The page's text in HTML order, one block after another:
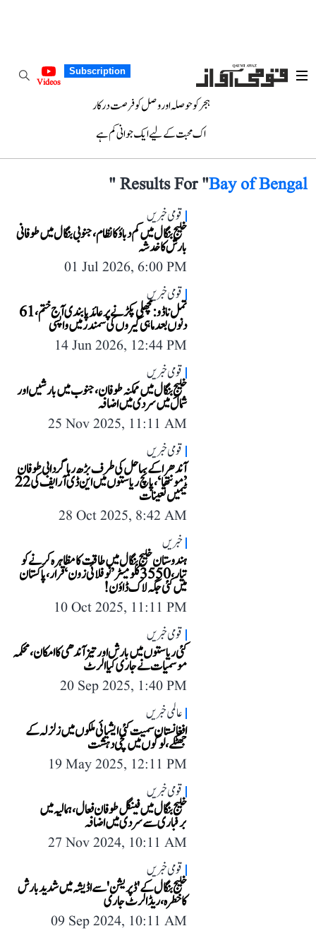
Subscription
Videos
ہجر کو حوصلہ اور وصل کو فرصت درکار
اک محبت کے لیے ایک جوانی کم ہے
Results For "Bay of Bengal
"
قومی خبریں
خلیجِ بنگال میں کم دباؤ کا نظام، جنوبی بنگال میں طوفانی
بارش کا خدشہ
01 Jul 2026, 6:00 PM
قومی خبریں
تمل ناڈو: مچھلی پکڑنے پر عائد پابندی آج ختم، 61
دنوں بعد ماہی گیروں کی سمندر میں واپسی
14 Jun 2026, 12:44 PM
قومی خبریں
خلیجِ بنگال میں ممکنہ طوفان، جنوب میں بارشیں اور
شمال میں سردی میں اضافہ
25 Nov 2025, 11:11 AM
قومی خبریں
آندھرا کے ساحل کی طرف بڑھ رہا گردابی طوفان
’مونتھا‘ ، پانچ ریاستوں میں این ڈی آر ایف کی 22
ٹیمیں تعینات
28 Oct 2025, 8:42 AM
خبریں
ہندوستان خلیج بنگال میں طاقت کا مظاہرہ کرنے کو
تیار، 3550 کلومیٹر ’نو فلائی زون‘ قرار، پاکستان
میں کئی جگہ لاک ڈاؤن!
10 Oct 2025, 11:11 PM
قومی خبریں
کئی ریاستوں میں بارش اور تیز آندھی کا امکان، محکمہ
موسمیات نے جاری کیا الرٹ
20 Sep 2025, 1:40 PM
عالمی خبریں
افغانستان سمیت کئی ایشیائی ملکوں میں زلزلہ کے
جھٹکے، لوگوں میں مچی دہشت
19 May 2025, 12:11 PM
قومی خبریں
خلیج بنگال میں فینگل طوفان فعال، ہمالیہ میں
برفباری سے سردی میں اضافہ
27 Nov 2024, 10:11 AM
قومی خبریں
خلیج بنگال کے 'ڈپریشن' سے اڈیشہ میں شدید بارش
کا خطرہ، ریڈ الرٹ جاری
09 Sep 2024, 10:11 AM